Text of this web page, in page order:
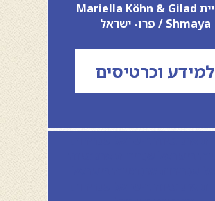
שישיית Mariella Köhn & Gilad
Shmaya / פרו- ישראל
למידע וכרטיסים